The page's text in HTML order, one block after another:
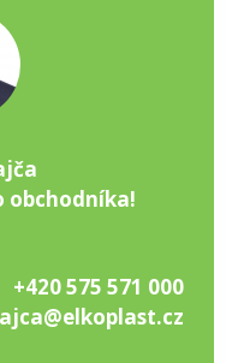
obchodníka!
+420 575 571 000